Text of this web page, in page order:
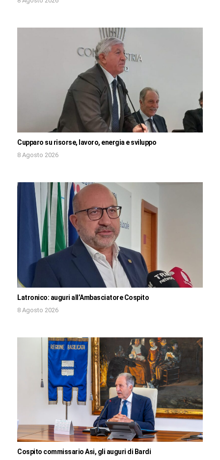
Cupparo su risorse, lavoro, energia e sviluppo
8 Agosto 2026
Latronico: auguri all’Ambasciatore Cospito
8 Agosto 2026
Cospito commissario Asi, gli auguri di Bardi